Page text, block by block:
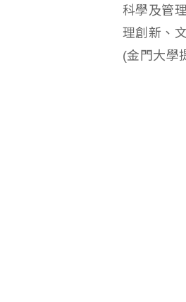
科學及管
理創新、
(金門大學